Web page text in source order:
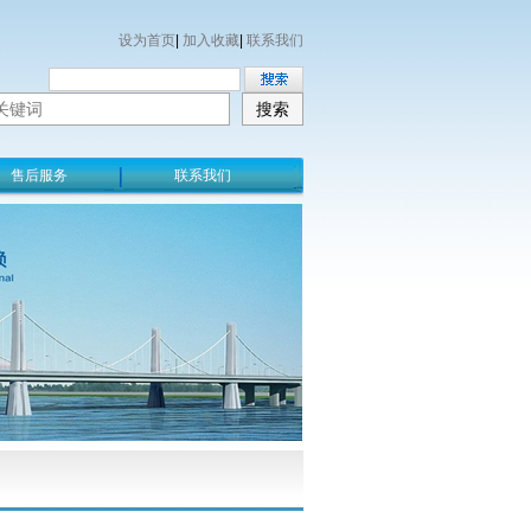
设为首页 加入收藏 联系我们
售后服务 联系我们